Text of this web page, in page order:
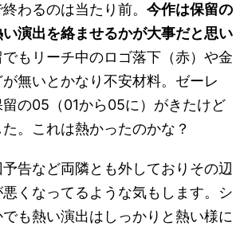
わるのは当たり前。 今作は保留の
演出を絡ませるかが大事だと思い
もリーチ中のロゴ落下（赤）や金
無いとかなり不安材料。ゼーレ
留の05（01から05に）がきたけど
。これは熱かったのかな？
告など両隣とも外しておりその辺
悪くなってるような気もします。シ
でも熱い演出はしっかりと熱い様に